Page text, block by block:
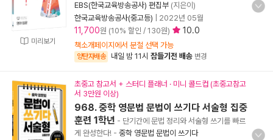
미리보기
EBS(한국교육방송공사) 편집부 (지은이)
한국교육방송공사(중고등)
2022년 05월
11,700원 (10% 할인 / 130원) 10.0
책소개페이지에서 분철 선택 가능
양탄자배송 내일 밤 11시 잠들기전 배송 변경
초중고 참고서 + 스터디 플래너 · 미니 콜드컵 (초중고참고
서 3만원 이상)
968. 중학 영문법 문법이 쓰기다 서술형 집중
훈련 1학년 - 단기간에 문법 정리와 서술형 쓰기를 빠르
게 완성한다! - 중학 영문법 문법이 쓰기다